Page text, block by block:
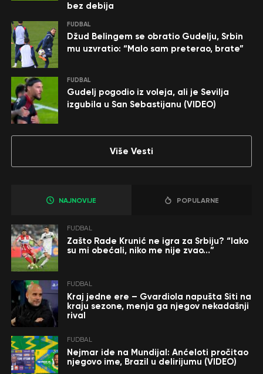
bez debija
FUDBAL
Džud Belingem se obratio Gudelju, Srbin
mu uzvratio: “Malo sam preterao, brate”
FUDBAL
Gudelj pogodio iz voleja, ali je Sevilja
izgubila u San Sebastijanu (VIDEO)
Više Vesti
NAJNOVIJE POPULARNE
FUDBAL
Zašto Rade Krunić ne igra za Srbiju? “Iako
su mi obećali, niko me nije zvao…”
FUDBAL
Kraj jedne ere – Gvardiola napušta Siti na
kraju sezone, menja ga njegov nekadašnji
rival
FUDBAL
Nejmar ide na Mundijal: Anćeloti pročitao
njegovo ime, Brazil u delirijumu (VIDEO)